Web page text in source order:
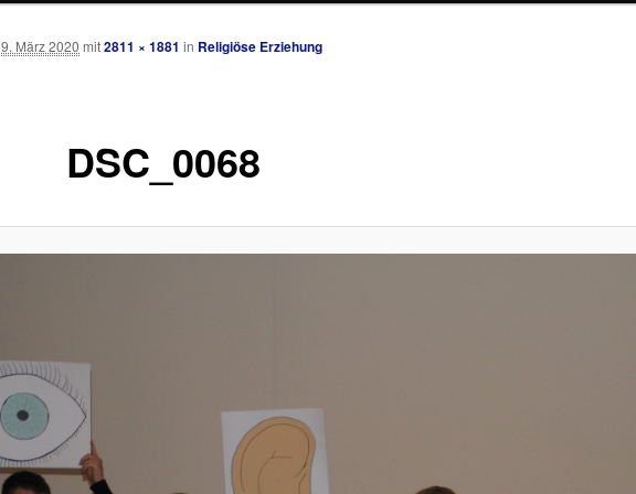
DSC_0068
9. März 2020 mit2811 × 1881 in Religiöse Erziehung